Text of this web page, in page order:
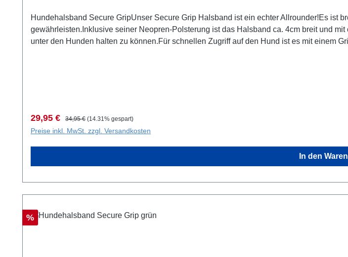
Hundehalsband Secure GripUnser Secure Grip Halsband ist ein echter Allrounder!Es ist
gewährleisten.Inklusive seiner Neopren-Polsterung ist das Halsband ca. 4cm breit und
unter den Hunden halten zu können.Für schnellen Zugriff auf den Hund ist es mit einem
Verkaufspreis:
29,95 € Regulärer Preis:
34,95 € (14.31% gespart)
Preise inkl. MwSt. zzgl. Versandkosten
In den
Rabatt
%